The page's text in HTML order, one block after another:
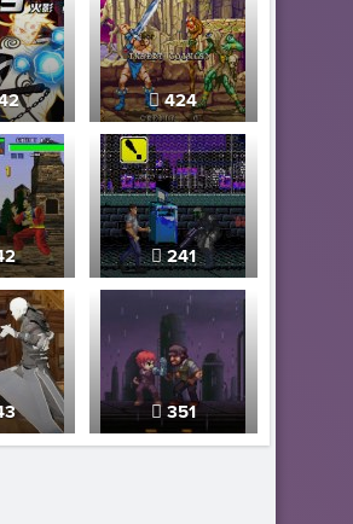
424
241
351